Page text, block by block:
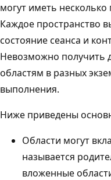
могут иметь
Каждое пространство
состояние сеанса и
Невозможно получить
областям в разных
выполнения.
Ниже приведены
Области могут
называется
вложенные